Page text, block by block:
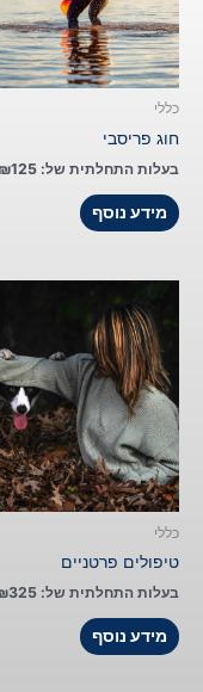
כללי
חוג פריסבי
בעלות התחלתית של: 125
מידע נוסף
כללי
טיפולים פרטניים
בעלות התחלתית של: 325
מידע נוסף